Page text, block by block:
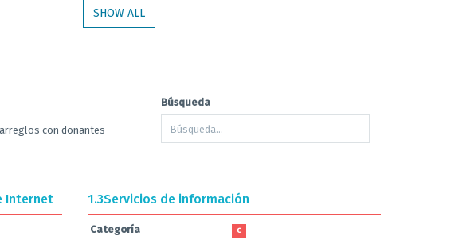
SHOW ALL
con donantes
Búsqueda
Internet 1.3Servicios de información
Categoría C